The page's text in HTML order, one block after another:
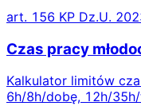
art. 156 KP Dz.U.
Czas pracy
Kalkulator limitów
6h/8h/dobę, 12h/